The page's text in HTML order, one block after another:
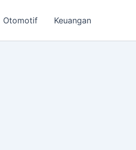
Otomotif Keuangan